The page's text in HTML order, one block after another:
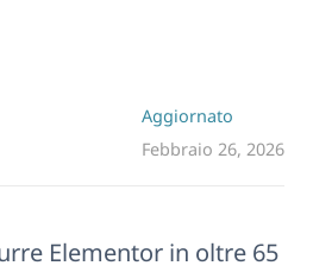
Aggiornato
Febbraio 26, 2026
Elementor in oltre 65